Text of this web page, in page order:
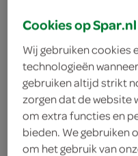
filter (2)
Cookies op Spar.nl
Wij gebruiken cookies
technologieën
gebruiken altijd strikt
zorgen dat de website
om extra functies en
bieden. We gebruiken
om het gebruik van